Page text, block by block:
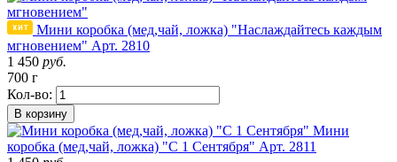
Мини коробка (мед,чай, ложка) "Наслаждайтесь каждым
мгновением" Арт. 2810
1 450 руб.
700 г
Кол-во:
В корзину
Мини
коробка (мед,чай, ложка) "С 1 Сентября" Арт. 2811